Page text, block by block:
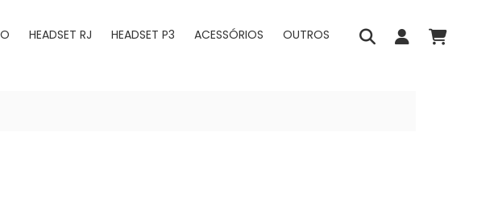
HEADSET RJ HEADSET P3 ACESSÓRIOS OUTROS